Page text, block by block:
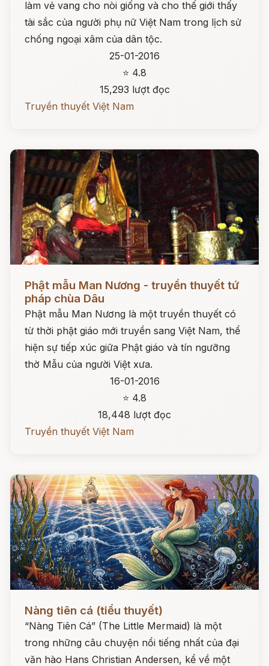
làm vẻ vang cho nòi giống và cho thế giới thấy
tài sắc của người phụ nữ Việt Nam trong lịch sử
chống ngoại xâm của dân tộc.
25-01-2016
⭐ 4.8
15,293 lượt đọc
Truyền thuyết Việt Nam
Phật mẫu Man Nương - truyền thuyết tứ
pháp chùa Dâu
Phật mẫu Man Nương là một truyền thuyết có
từ thời phật giáo mới truyền sang Việt Nam, thể
hiện sự tiếp xúc giữa Phật giáo và tín ngưỡng
thờ Mẫu của người Việt xưa.
16-01-2016
⭐ 4.8
18,448 lượt đọc
Truyền thuyết Việt Nam
Nàng tiên cá (tiểu thuyết)
“Nàng Tiên Cá” (The Little Mermaid) là một
trong những câu chuyện nổi tiếng nhất của đại
văn hào Hans Christian Andersen, kể về một